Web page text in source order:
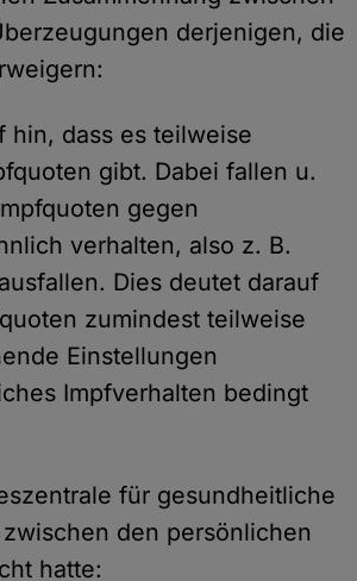
derjenigen, die
hin, dass es teilweise
gibt. Dabei fallen u.
gegen
verhalten, also z. B.
Dies deutet darauf
zumindest teilweise
Einstellungen
Impfverhalten bedingt
für gesundheitliche
den persönlichen
hatte: